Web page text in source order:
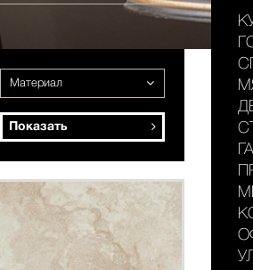
Материал
Показать